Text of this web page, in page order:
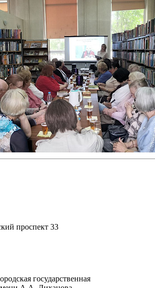
проспект 33
государственная